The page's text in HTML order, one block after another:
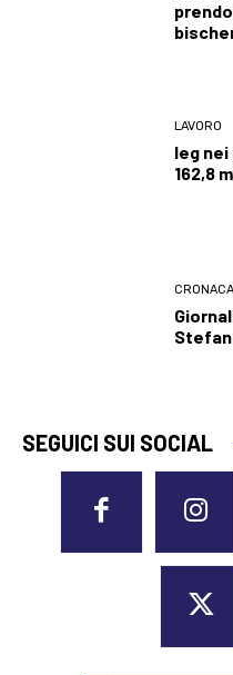
LAVORO
Ieg nei
162,8
CRONACA
SEGUICI SUI SOCIAL